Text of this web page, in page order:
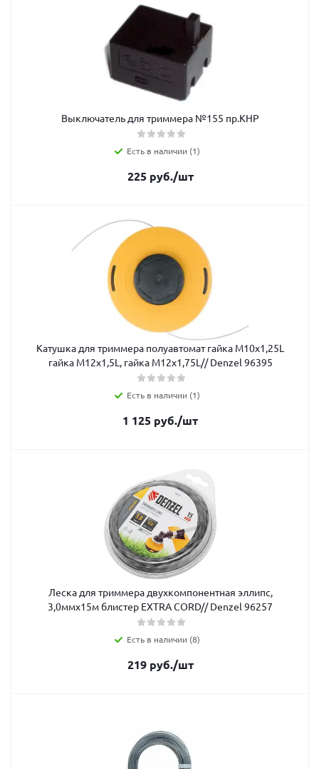
Выключатель для триммера №155 пр.КНР
Есть в наличии (1)
225руб./шт
Катушка для триммера полуавтомат гайка М10х1,25L
гайка М12х1,5L, гайка М12х1,75L// Denzel 96395
Есть в наличии (1)
1 125 руб./шт
Леска для триммера двухкомпонентная эллипс,
3,0ммх15м блистер EXTRA CORD// Denzel 96257
Есть в наличии (8)
219руб./шт